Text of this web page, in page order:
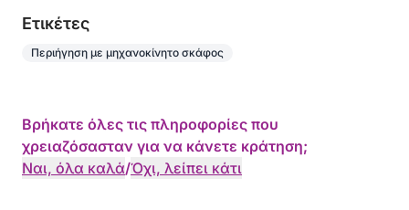
Eτικέτες
Περιήγηση με μηχανοκίνητο σκάφος
Βρήκατε όλες τις πληροφορίες που
χρειαζόσασταν για να κάνετε κράτηση;
Ναι, όλα καλά/Όχι, λείπει κάτι